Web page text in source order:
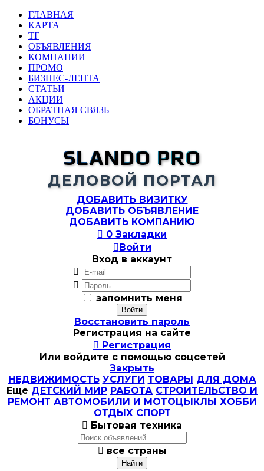
ГЛАВНАЯ
КАРТА
ТГ
ОБЪЯВЛЕНИЯ
КОМПАНИИ
ПРОМО
БИЗНЕС-ЛЕНТА
СТАТЬИ
АКЦИИ
ОБРАТНАЯ СВЯЗЬ
БОНУСЫ
SLANDO PRO
ДЕЛОВОЙ ПОРТАЛ
ДОБАВИТЬ ВИЗИТКУ
ДОБАВИТЬ ОБЪЯВЛЕНИЕ
ДОБАВИТЬ КОМПАНИЮ
 0 Закладки
Войти
Вход в аккаунт


запомнить меня
Восстановить пароль
Регистрация на сайте
 Регистрация
Или войдите с помощью соцсетей
Закрыть
НЕДВИЖИМОСТЬ УСЛУГИ ТОВАРЫ ДЛЯ ДОМА
Еще ДЕТСКИЙ МИР РАБОТА СТРОИТЕЛЬСТВО И
РЕМОНТ АВТОМОБИЛИ И МОТОЦЫКЛЫ ХОББИ
ОТДЫХ СПОРТ
 Бытовая техника
 все страны